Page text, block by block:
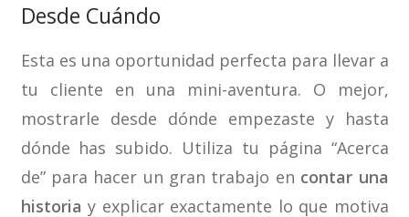
Desde Cuándo
Esta es una oportunidad perfecta para llevar a
tu cliente en una mini-aventura. O mejor,
mostrarle desde dónde empezaste y hasta
dónde has subido. Utiliza tu página “Acerca
de” para hacer un gran trabajo en contar una
historia y explicar exactamente lo que motiva